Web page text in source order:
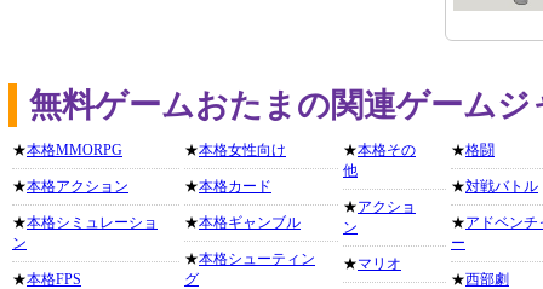
無料ゲームおたまの関連ゲームジ
★本格MMORPG
★本格アクション
★本格シミュレーショ
ン
★本格FPS
★本格女性向け
★本格カード
★本格ギャンブル
★本格シューティン
グ
★本格その
他
★アクショ
ン
★マリオ
★格闘
★対戦バトル
★アドベンチ
ー
★西部劇